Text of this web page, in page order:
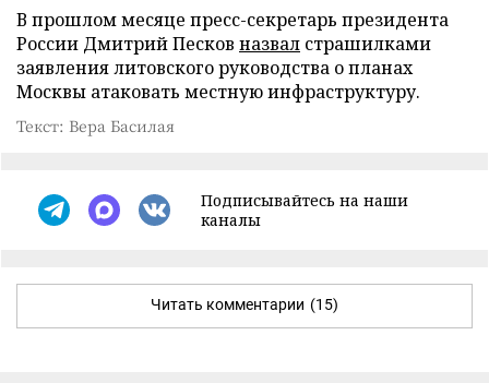
В прошлом месяце пресс-секретарь президента
России Дмитрий Песков назвал страшилками
заявления литовского руководства о планах
Москвы атаковать местную инфраструктуру.
Текст: Вера Басилая
Подписывайтесь на наши
каналы
Читать комментарии (15)